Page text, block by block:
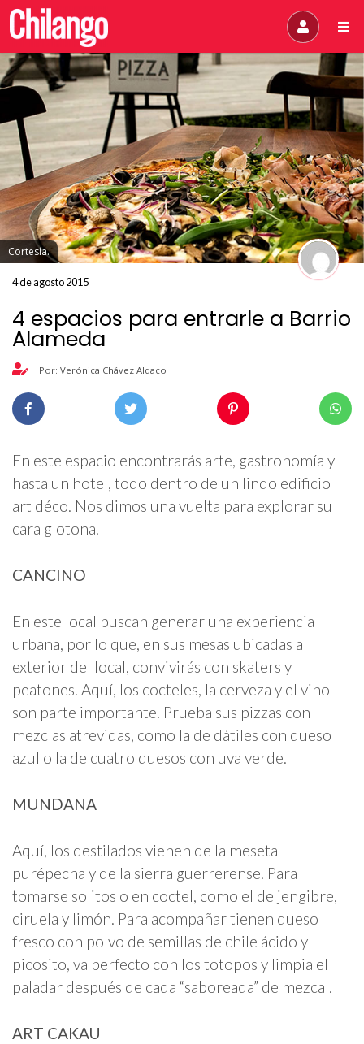
Cortesía.
4 de agosto 2015
4 espacios para entrarle a Barrio
Alameda
Por: Verónica Chávez Aldaco
En este espacio encontrarás arte, gastronomía y
hasta un hotel, todo dentro de un lindo edificio
art déco. Nos dimos una vuelta para explorar su
cara glotona.
CANCINO
En este local buscan generar una experiencia
urbana, por lo que, en sus mesas ubicadas al
exterior del local, convivirás con skaters y
peatones. Aquí, los cocteles, la cerveza y el vino
son parte importante. Prueba sus pizzas con
mezclas atrevidas, como la de dátiles con queso
azul o la de cuatro quesos con uva verde.
MUNDANA
Aquí, los destilados vienen de la meseta
purépecha y de la sierra guerrerense. Para
tomarse solitos o en coctel, como el de jengibre,
ciruela y limón. Para acompañar tienen queso
fresco con polvo de semillas de chile ácido y
picosito, va perfecto con los totopos y limpia el
paladar después de cada “saboreada” de mezcal.
ART CAKAU